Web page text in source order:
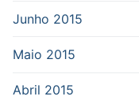
Junho 2015
Maio 2015
Abril 2015